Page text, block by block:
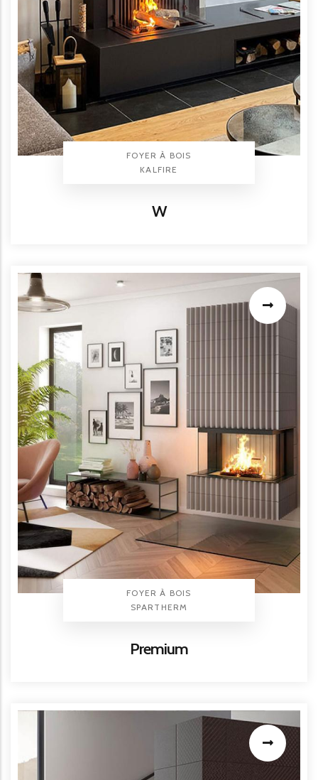
TYPE PRODUITFOYER À BOIS
KALFIRE
W
TYPE PRODUITFOYER À BOIS
SPARTHERM
Premium